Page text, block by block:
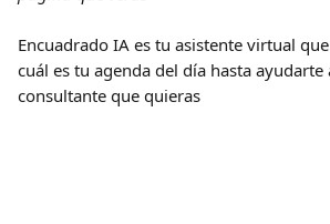
Encuadrado IA es tu asistente virtual
cuál es tu agenda del día hasta ayudarte
consultante que quieras